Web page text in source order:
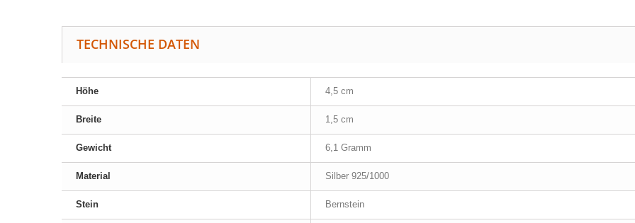
TECHNISCHE DATEN
Höhe 4,5 cm
Breite 1,5 cm
Gewicht 6,1 Gramm
Material Silber 925/1000
Stein Bernstein